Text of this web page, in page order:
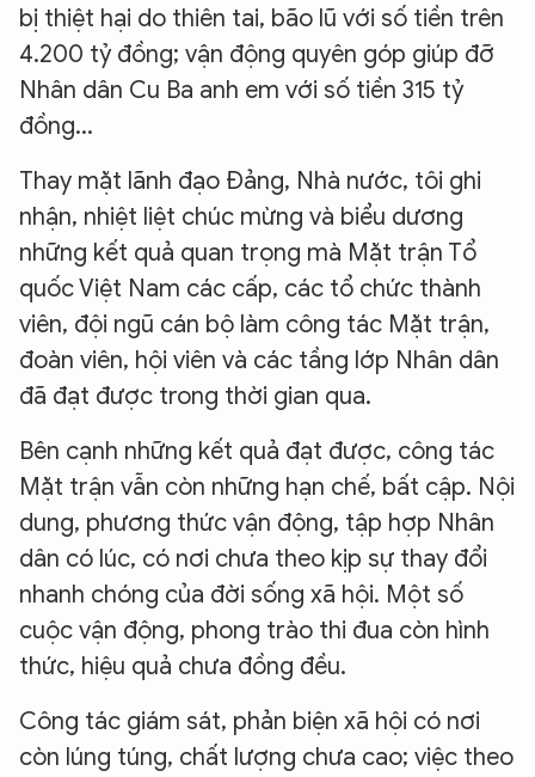
bị thiệt hại do thiên tai, bão lũ với số tiền trên
4.200 tỷ đồng; vận động quyên góp giúp đỡ
Nhân dân Cu Ba anh em với số tiền 315 tỷ
đồng...
Thay mặt lãnh đạo Đảng, Nhà nước, tôi ghi
nhận, nhiệt liệt chúc mừng và biểu dương
những kết quả quan trọng mà Mặt trận Tổ
quốc Việt Nam các cấp, các tổ chức thành
viên, đội ngũ cán bộ làm công tác Mặt trận,
đoàn viên, hội viên và các tầng lớp Nhân dân
đã đạt được trong thời gian qua.
Bên cạnh những kết quả đạt được, công tác
Mặt trận vẫn còn những hạn chế, bất cập. Nội
dung, phương thức vận động, tập hợp Nhân
dân có lúc, có nơi chưa theo kịp sự thay đổi
nhanh chóng của đời sống xã hội. Một số
cuộc vận động, phong trào thi đua còn hình
thức, hiệu quả chưa đồng đều.
Công tác giám sát, phản biện xã hội có nơi
còn lúng túng, chất lượng chưa cao; việc theo